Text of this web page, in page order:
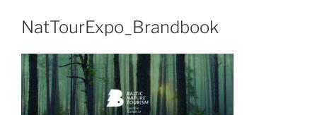
NatTourExpo_Brandbook